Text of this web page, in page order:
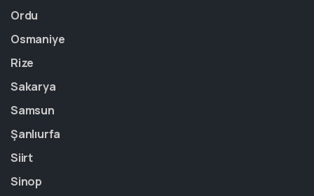
Ordu
Osmaniye
Rize
Sakarya
Samsun
Şanlıurfa
Siirt
Sinop